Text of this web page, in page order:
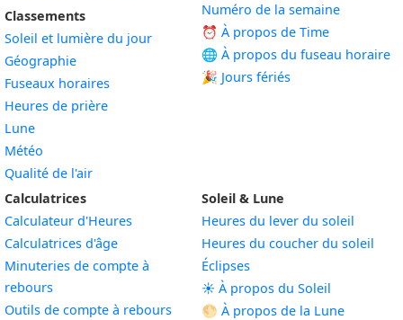
Classements
Soleil et lumière du jour
Géographie
Fuseaux horaires
Heures de prière
Lune
Météo
Qualité de l'air
Numéro de la semaine
⏰ À propos de Time
🌐 À propos du fuseau horaire
🎉 Jours fériés
Calculatrices
Calculateur d'Heures
Calculatrices d'âge
Minuteries de compte à
rebours
Outils de compte à rebours
Soleil & Lune
Heures du lever du soleil
Heures du coucher du soleil
Éclipses
☀️ À propos du Soleil
🌕 À propos de la Lune